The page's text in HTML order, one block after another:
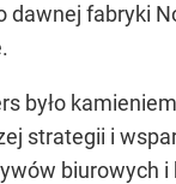
fabryki
było
strategii i